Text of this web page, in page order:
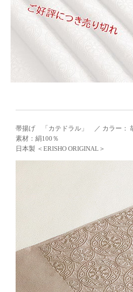
帯揚げ 「カテドラル」 ／ カラー：
素材：絹100％
日本製 ＜ERISHO ORIGINAL＞